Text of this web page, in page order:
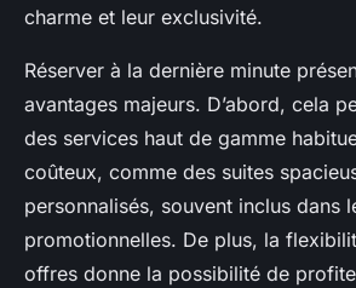
charme et leur exclusivité.
Réserver à la dernière minute
avantages majeurs. D’abord, cela
des services haut de gamme
coûteux, comme des suites
personnalisés, souvent inclus dans
promotionnelles. De plus, la
offres donne la possibilité de